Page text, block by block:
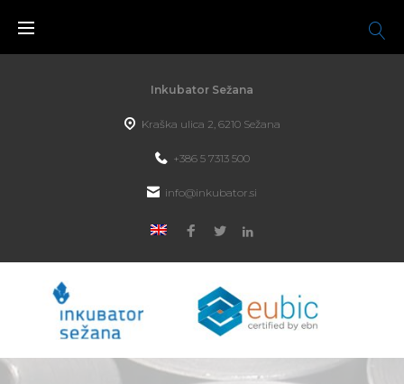
Inkubator Sežana
Kraška ulica 2, 6210 Sežana
+386 5 7313 500
info@inkubator.si